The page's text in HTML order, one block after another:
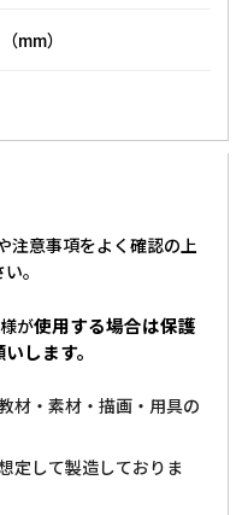
mm）
注意事項をよく確認の上
。
が使用する場合は保護
します。
材・素材・描画・用具の
定して製造しておりま